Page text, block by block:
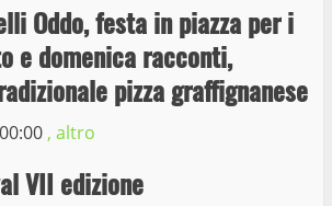
Oddo, festa in piazza per i
e domenica racconti,
pizza graffignanese
00:00 , altro
VII edizione
al terminal Riello dal 15 al 17
15 Giugno 2023
Giochi Sportivi Studenteschi di Atletica a
Viterbo
10 Maggio 2023